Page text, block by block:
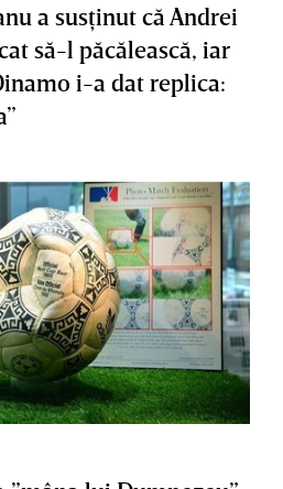
a susţinut că Andrei
să-l păcălească, iar
i-a dat replica: